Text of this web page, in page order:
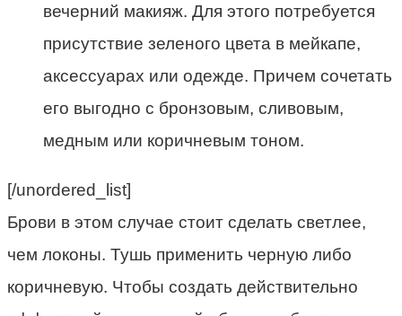
вечерний макияж. Для этого потребуется
присутствие зеленого цвета в мейкапе,
аксессуарах или одежде. Причем сочетать
его выгодно с бронзовым, сливовым,
медным или коричневым тоном.
[/unordered_list]
Брови в этом случае стоит сделать светлее,
чем локоны. Тушь применить черную либо
коричневую. Чтобы создать действительно